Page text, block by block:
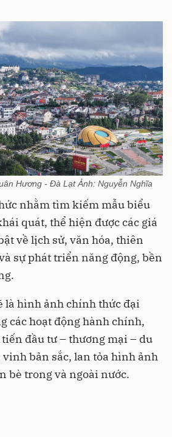
Hương - Đà Lạt Ảnh: Nguyễn Nghĩa
nhằm tìm kiếm mẫu biểu
quát, thể hiện được các giá
về lịch sử, văn hóa, thiên
sự phát triển năng động, bền
là hình ảnh chính thức đại
các hoạt động hành chính,
đầu tư – thương mại – du
bản sắc, lan tỏa hình ảnh
bè trong và ngoài nước.